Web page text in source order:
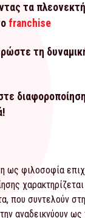
τα
franchise
τη
ως φιλοσοφία
που συντελούν
αναδεικνύουν